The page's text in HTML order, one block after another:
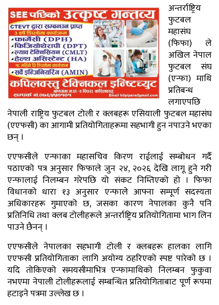
अन्तर्राष्ट्रिय
फुटबल
महासंघ
(फिफा) ले
अखिल नेपाल
फुटबल संघ
(एन्फा) माथि
प्रतिबन्ध
लगाएपछि
नेपाली राष्ट्रिय फुटबल टोली र क्लबहरू एसियाली फुटबल महासंघ
(एएफसी) का आगामी प्रतियोगिताहरूमा सहभागी हुन नपाउने भएका
छन् ।
एएफसीले एन्फाका महासचिव किरण राईलाई सम्बोधन गर्दै
पठाएको पत्र अनुसार फिफाले जुन २४, २०२६ देखि लागू हुने गरी
एन्फालाई निलम्बन गरेपछि यो संकट निम्तिएको हो । फिफा
विधानको धारा १३ अनुसार एन्फाले आफ्ना सम्पूर्ण सदस्यता
अधिकारहरू गुमाएको छ, जसका कारण नेपालका कुनै पनि
प्रतिनिधि तथा क्लब टोलीहरूले अन्तर्राष्ट्रिय प्रतियोगितामा भाग लिन
पाउने छैनन् ।
एएफसीले नेपालका सहभागी टोली र क्लबहरू हालका लागि
एएफसी प्रतियोगिताका लागि अयोग्य ठहरिएको स्पष्ट पारेको छ ।
यदि तोकिएको समयसीमाभित्र एन्फामाथिको निलम्बन फुकुवा
नभएमा नेपाली टोलीहरूलाई सम्बन्धित प्रतियोगिताबाट पूर्ण रूपमा
हटाइने पत्रमा उल्लेख छ ।